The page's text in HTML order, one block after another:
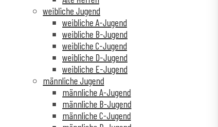
weibliche Jugend
weibliche A-Jugend
weibliche B-Jugend
weibliche C-Jugend
weibliche D-Jugend
weibliche E-Jugend
männliche Jugend
männliche A-Jugend
männliche B-Jugend
männliche C-Jugend